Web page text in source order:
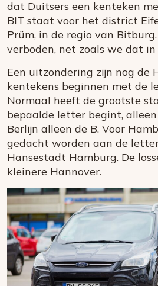
dat Duitsers een kenteken
BIT staat voor het district
Prüm, in de regio van
verboden, net zoals we dat
Een uitzondering zijn nog de
kentekens beginnen met de
Normaal heeft de grootste
bepaalde letter begint,
Berlijn alleen de B. Voor
gedacht worden aan de
Hansestadt Hamburg. De
kleinere Hannover.